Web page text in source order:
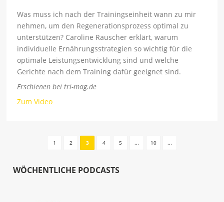
Was muss ich nach der Trainingseinheit wann zu mir
nehmen, um den Regenerationsprozess optimal zu
unterstützen? Caroline Rauscher erklärt, warum
individuelle Ernährungsstrategien so wichtig für die
optimale Leistungsentwicklung sind und welche
Gerichte nach dem Training dafür geeignet sind.
Erschienen bei tri-mag.de
Zum Video
1 2 3 4 5 ... 10 ...
WÖCHENTLICHE PODCASTS